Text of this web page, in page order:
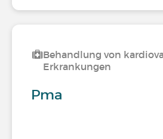
Behandlung von
Erkrankungen
Pma